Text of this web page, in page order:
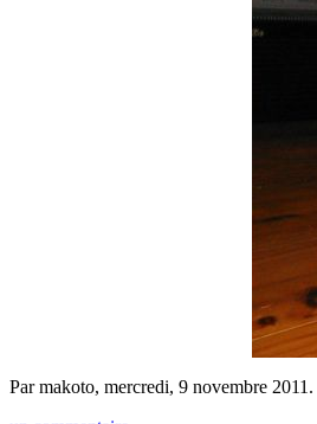
Par makoto, mercredi, 9 novembre 2011 .